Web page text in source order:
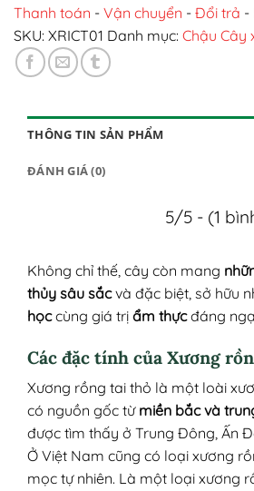
Thanh toán - Vận chuyển - Đổi trả -
SKU: XRICT01 Danh mục: Chậu Cây
THÔNG TIN SẢN PHẨM
ĐÁNH GIÁ (0)
5/5 - (1
Không chỉ thế, cây còn mang
thủy sâu sắcvà đặc biệt, sở hữu
họccùng giá trị ẩm thựcđáng
Các đặc tính của Xương
Xương rồng tai thỏ là một loài
có nguồn gốc từ miền bắc và
được tìm thấy ở Trung Đông, Ấn
Ở Việt Nam cũng có loại xương
mọc tự nhiên. Là một loại xương